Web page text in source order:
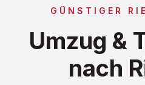
GÜNSTIGER
Umzug &
nach